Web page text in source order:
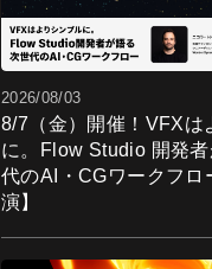
2026/08/03
8/7（金）開催！VFXは
に。Flow Studio 開発
代のAI・CGワークフロ
演】